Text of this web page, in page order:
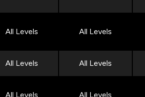
All Levels All Levels
All Levels All Levels
All Levels All Levels